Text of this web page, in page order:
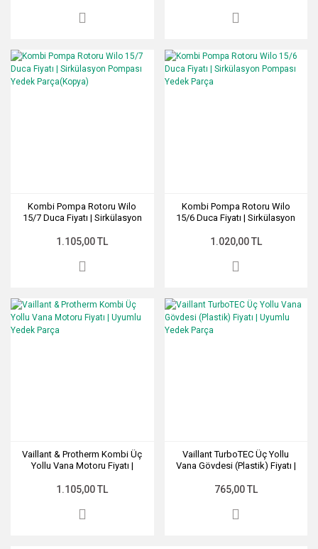
Kombi Pompa Rotoru Wilo
15/7 Duca Fiyatı | Sirkülasyon
1.105,00 TL
Kombi Pompa Rotoru Wilo
15/6 Duca Fiyatı | Sirkülasyon
1.020,00 TL
Vaillant & Protherm Kombi Üç
Yollu Vana Motoru Fiyatı |
1.105,00 TL
Vaillant TurboTEC Üç Yollu
Vana Gövdesi (Plastik) Fiyatı |
765,00 TL